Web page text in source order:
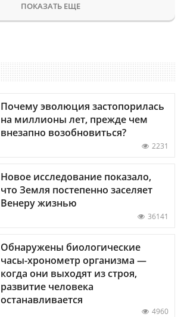
ПОКАЗАТЬ ЕЩЕ
Почему эволюция застопорилась
на миллионы лет, прежде чем
внезапно возобновиться?
2231
Новое исследование показало,
что Земля постепенно заселяет
Венеру жизнью
36141
Обнаружены биологические
часы-хронометр организма —
когда они выходят из строя,
развитие человека
останавливается
4960